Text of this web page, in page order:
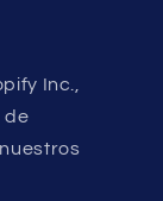
Inc.,
de